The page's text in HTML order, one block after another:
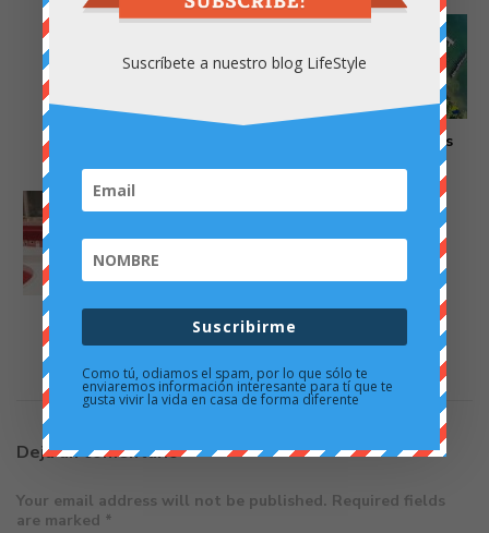
31 enero 2020
Casas en Islas Privadas
25 octubre 2019
La casa real de LEGO
27 septiembre 2019
Deja un comentario
Your email address will not be published. Required fields
are marked *
Suscríbete a nuestro blog LifeStyle
Suscribirme
Como tú, odiamos el spam, por lo que sólo te
enviaremos información interesante para tí que te
gusta vivir la vida en casa de forma diferente